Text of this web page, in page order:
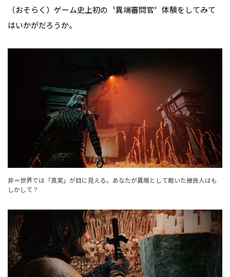
（おそらく）ゲーム史上初の〝異端審問官〞体験をしてみて
はいかがだろうか。
非＝世界では「真実」が目に見える。あなたが異端として裁いた被告人はも
しかして？